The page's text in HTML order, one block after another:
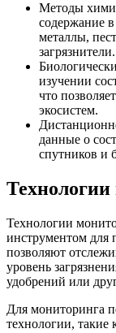
Методы
содержание
металлы,
загрязнители.
изучении
что
экосистем.
данные о
спутников и
Технологии
инструментом для
позволяют
уровень
удобрений или
Для мониторинга
технологии, такие